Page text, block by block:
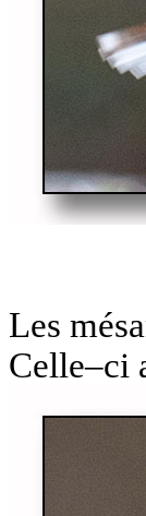
Les
Celle–ci